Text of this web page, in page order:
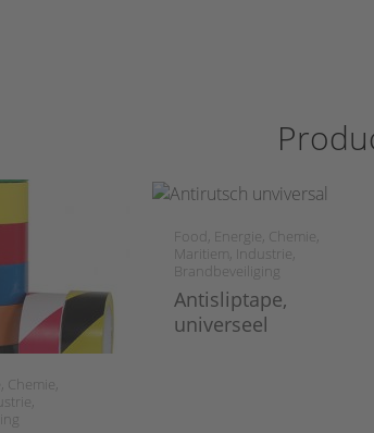
Chemie,
Food, Energie, Chemie,
Maritiem, Industrie,
Brandbeveiliging
Antisliptape,
universeel